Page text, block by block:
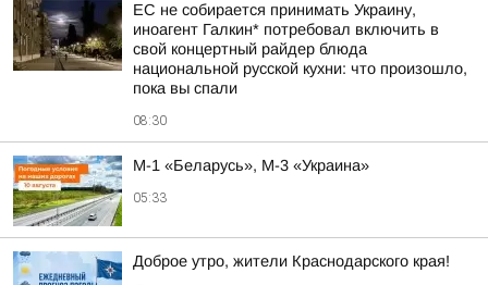
ЕС не собирается принимать Украину,
иноагент Галкин* потребовал включить в
свой концертный райдер блюда
национальной русской кухни: что произошло,
пока вы спали
08:30
М-1 «Беларусь», М-3 «Украина»
05:33
Доброе утро, жители Краснодарского края!